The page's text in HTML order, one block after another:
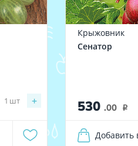
+
1 шт
Крыжовник
Сенатор
530 .00 i
Добавить